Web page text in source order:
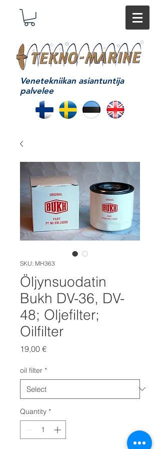
Venetekniikan asiantuntija
palvelee
SKU: MH363
Öljynsuodatin
Bukh DV-36, DV-
48; Oljefilter;
Oilfilter
19,00 €Price
oil filter *
Quantity *